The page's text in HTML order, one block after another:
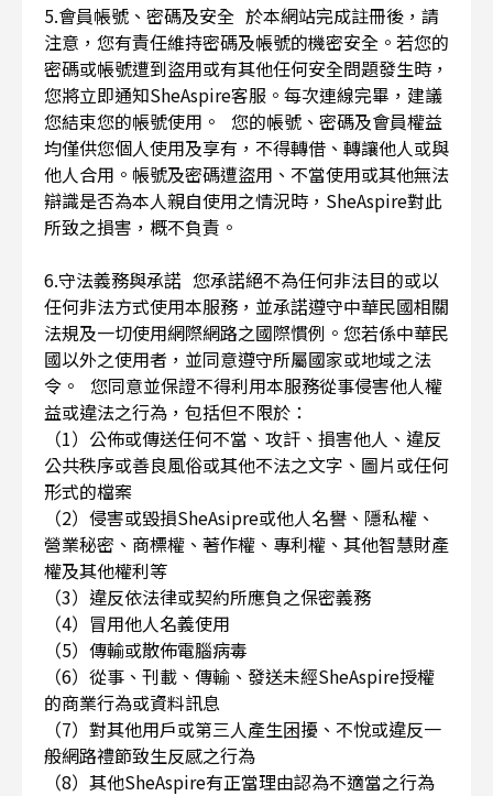
5.會員帳號、密碼及安全 於本網站完成註冊後，請
注意，您有責任維持密碼及帳號的機密安全。若您的
密碼或帳號遭到盜用或有其他任何安全問題發生時，
您將立即通知SheAspire客服。每次連線完畢，建議
您結束您的帳號使用。 您的帳號、密碼及會員權益
均僅供您個人使用及享有，不得轉借、轉讓他人或與
他人合用。帳號及密碼遭盜用、不當使用或其他無法
辯識是否為本人親自使用之情況時，SheAspire對此
所致之損害，概不負責。
6.守法義務與承諾 您承諾絕不為任何非法目的或以
任何非法方式使用本服務，並承諾遵守中華民國相關
法規及一切使用網際網路之國際慣例。您若係中華民
國以外之使用者，並同意遵守所屬國家或地域之法
令。 您同意並保證不得利用本服務從事侵害他人權
益或違法之行為，包括但不限於：
（1）公佈或傳送任何不當、攻訐、損害他人、違反
公共秩序或善良風俗或其他不法之文字、圖片或任何
形式的檔案
（2）侵害或毀損SheAsipre或他人名譽、隱私權、
營業秘密、商標權、著作權、專利權、其他智慧財產
權及其他權利等
（3）違反依法律或契約所應負之保密義務
（4）冒用他人名義使用
（5）傳輸或散佈電腦病毒
（6）從事、刊載、傳輸、發送未經SheAspire授權
的商業行為或資料訊息
（7）對其他用戶或第三人產生困擾、不悅或違反一
般網路禮節致生反感之行為
（8）其他SheAspire有正當理由認為不適當之行為